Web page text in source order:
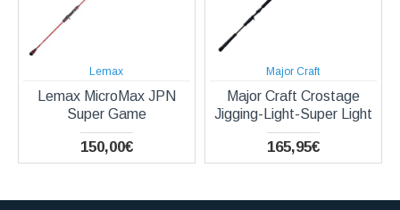
Lemax
Lemax MicroMax JPN
Super Game
150,00€
Major Craft
Major Craft Crostage
Jigging-Light-Super Light
165,95€